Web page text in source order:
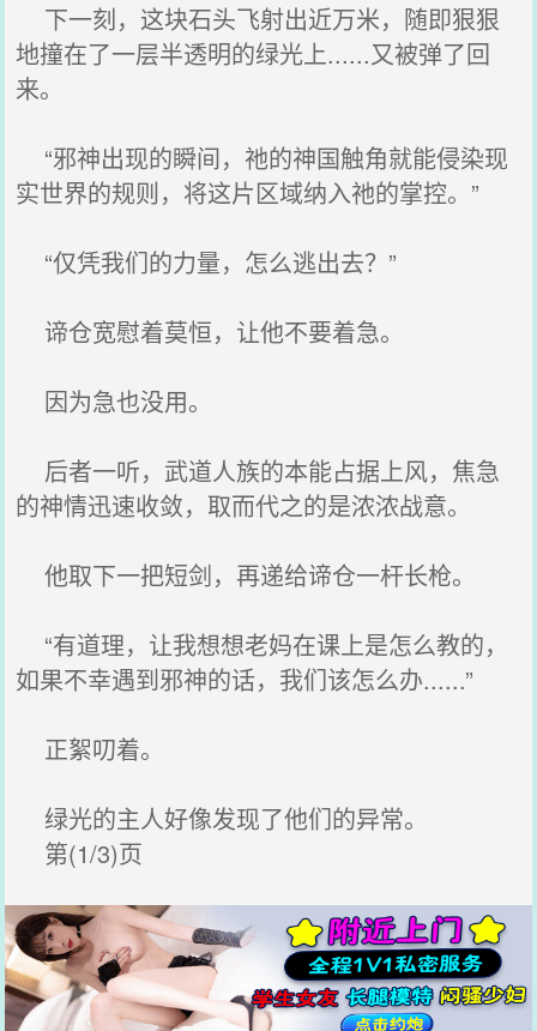
下一刻，这块石头飞射出近万米，随即狠狠
地撞在了一层半透明的绿光上......又被弹了回
来。
“邪神出现的瞬间，祂的神国触角就能侵染现
实世界的规则，将这片区域纳入祂的掌控。”
“仅凭我们的力量，怎么逃出去？”
谛仓宽慰着莫恒，让他不要着急。
因为急也没用。
后者一听，武道人族的本能占据上风，焦急
的神情迅速收敛，取而代之的是浓浓战意。
他取下一把短剑，再递给谛仓一杆长枪。
“有道理，让我想想老妈在课上是怎么教的，
如果不幸遇到邪神的话，我们该怎么办......”
正絮叨着。
绿光的主人好像发现了他们的异常。
第(1/3)页